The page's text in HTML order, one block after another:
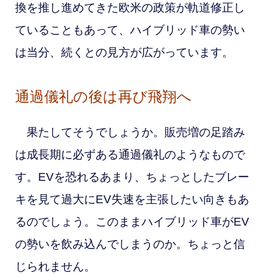
換を推し進めてきた欧米の政策が軌道修正し
ていることもあって、ハイブリッド車の勢い
は当分、続くとの見方が広がっています。
通過儀礼の後は再び飛翔へ
果たしてそうでしょうか。販売増の足踏み
は成長期に必ずある通過儀礼のようなもので
す。EVを恐れるあまり、ちょっとしたブレー
キを見て過大にEV失速を主張したい向きもあ
るのでしょう。このままハイブリッド車がEV
の勢いを飲み込んでしまうのか。ちょっと信
じられません。